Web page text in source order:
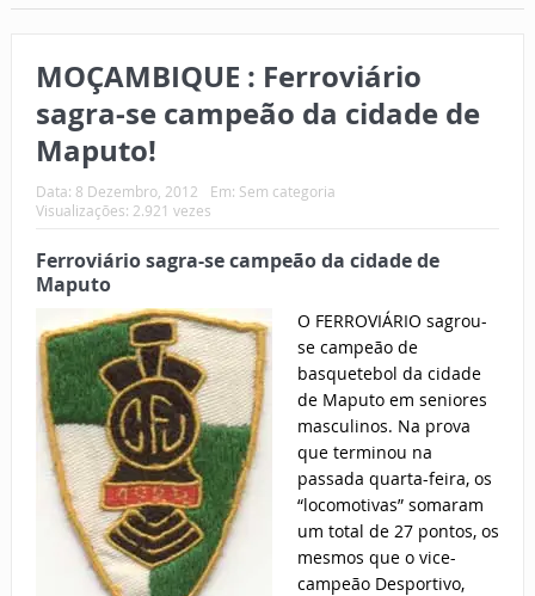
MOÇAMBIQUE : Ferroviário
sagra-se campeão da cidade de
Maputo!
Data: 8 Dezembro, 2012 Em: Sem categoria
Visualizações: 2.921 vezes
Ferroviário sagra-se campeão da cidade de
Maputo
O FERROVIÁRIO sagrou-
se campeão de
basquetebol da cidade
de Maputo em seniores
masculinos. Na prova
que terminou na
passada quarta-feira, os
“locomotivas” somaram
um total de 27 pontos, os
mesmos que o vice-
campeão Desportivo,